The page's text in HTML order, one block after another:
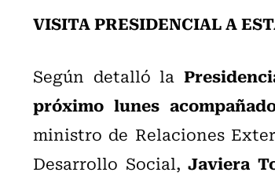
VISITA PRESIDENCIAL A
Según detalló la
próximo lunes
ministro de Relaciones
Desarrollo Social, Javiera